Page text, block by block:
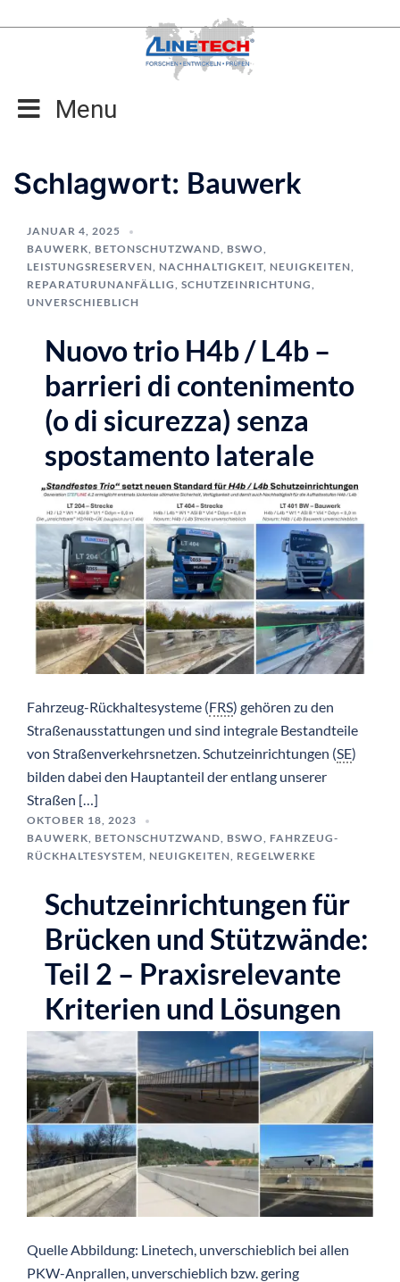
Inhalt
Menu
Schlagwort: Bauwerk
JANUAR 4, 2025
BAUWERK, BETONSCHUTZWAND, BSWO,
LEISTUNGSRESERVEN, NACHHALTIGKEIT, NEUIGKEITEN,
REPARATURUNANFÄLLIG, SCHUTZEINRICHTUNG,
UNVERSCHIEBLICH
Nuovo trio H4b / L4b –
barrieri di contenimento
(o di sicurezza) senza
spostamento laterale
Fahrzeug-Rückhaltesysteme (FRS) gehören zu den
Straßenausstattungen und sind integrale Bestandteile
von Straßenverkehrsnetzen. Schutzeinrichtungen (SE)
bilden dabei den Hauptanteil der entlang unserer
Straßen […]
OKTOBER 18, 2023
BAUWERK BETONSCHUTZWAND BSWO
FAHRZEUG-
RÜCKHALTESYSTEM NEUIGKEITEN REGELWERKE
Schutzeinrichtungen für
Brücken und Stützwände:
Teil 2 – Praxisrelevante
Kriterien und Lösungen
Quelle Abbildung: Linetech, unverschieblich bei allen
PKW-Anprallen, unverschieblich bzw. gering